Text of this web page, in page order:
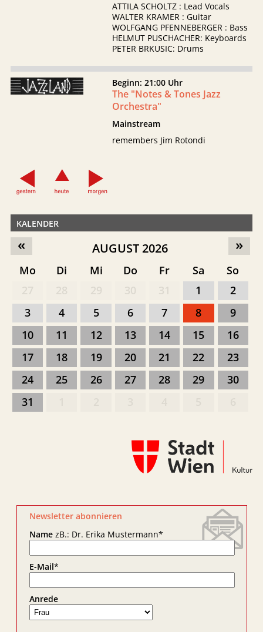
ATTILA SCHOLTZ : Lead Vocals
WALTER KRAMER : Guitar
WOLFGANG PFENNEBERGER : Bass
HELMUT PUSCHACHER: Keyboards
PETER BRKUSIC: Drums
Beginn: 21:00 Uhr
The "Notes & Tones Jazz
Orchestra"
Mainstream
remembers Jim Rotondi
KALENDER
»
« AUGUST 2026
Mo Di Mi Do Fr Sa
So
1
2
3
4 5 6 7 8
9
10
11 12 13 14 15
16
17
18 19 20 21 22
23
24
25 26 27 28 29
30
31
Newsletter abonnieren
NamezB.: Dr. Erika Mustermann*
E-Mail*
Anrede